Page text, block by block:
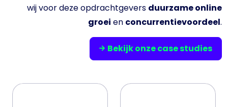
wij voor deze opdrachtgevers duurzame online
groei en concurrentievoordeel.
Bekijk onze case studies